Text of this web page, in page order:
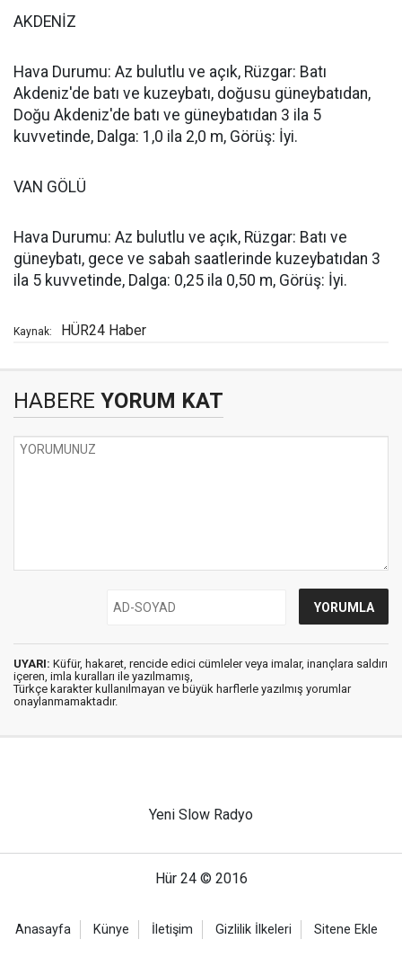
AKDENİZ
Hava Durumu: Az bulutlu ve açık, Rüzgar: Batı
Akdeniz'de batı ve kuzeybatı, doğusu güneybatıdan,
Doğu Akdeniz'de batı ve güneybatıdan 3 ila 5
kuvvetinde, Dalga: 1,0 ila 2,0 m, Görüş: İyi.
VAN GÖLÜ
Hava Durumu: Az bulutlu ve açık, Rüzgar: Batı ve
güneybatı, gece ve sabah saatlerinde kuzeybatıdan 3
ila 5 kuvvetinde, Dalga: 0,25 ila 0,50 m, Görüş: İyi.
Kaynak: HÜR24 Haber
HABERE YORUM KAT
UYARI: Küfür, hakaret, rencide edici cümleler veya imalar, inançlara saldırı
içeren, imla kuralları ile yazılmamış,
Türkçe karakter kullanılmayan ve büyük harflerle yazılmış yorumlar
onaylanmamaktadır.
Yeni Slow Radyo
Hür 24 © 2016
Anasayfa Künye İletişim Gizlilik İlkeleri Sitene Ekle